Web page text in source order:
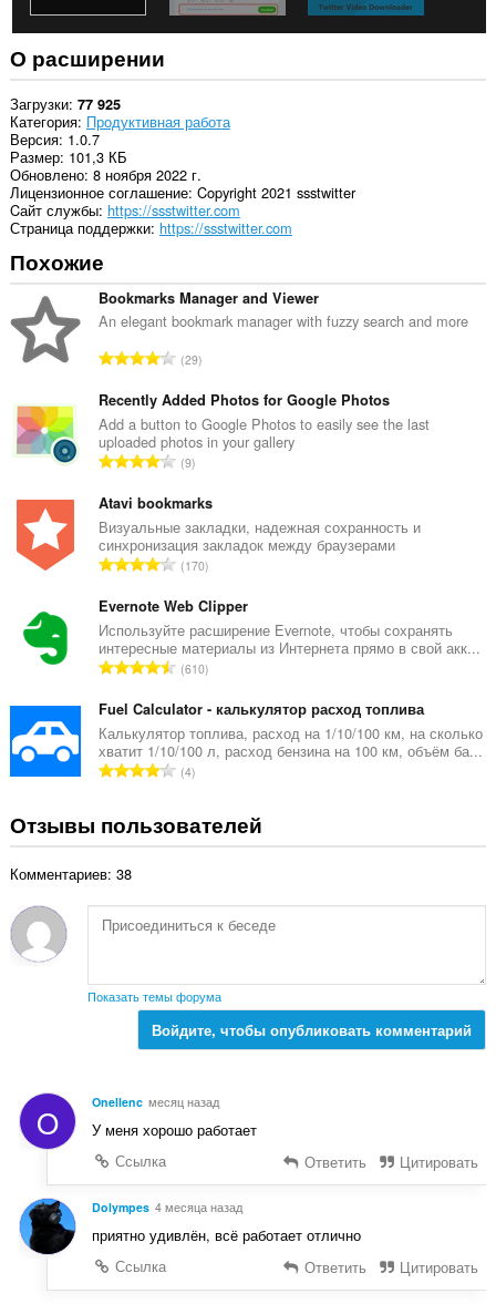
О расширении
Загрузки 77 925
Категория Продуктивная работа
Версия 1.0.7
Размер 101,3 КБ
Обновлено 8 ноября 2022 г.
Лицензионное соглашение Copyright 2021 ssstwitter
Cайт службы https://ssstwitter.com
Страница поддержки https://ssstwitter.com
Похожие
Bookmarks Manager and Viewer
An elegant bookmark manager with fuzzy search and more
В
е
г
о
о
е
н
о
к
:
29
Recently Added Photos for Google Photos
Add a button to Google Photos to easily see the last
uploaded photos in your gallery
В
е
г
о
о
е
н
о
к
:
9
Atavi bookmarks
Визуальные закладки, надежная сохранность и
синхронизация закладок между браузерами
В
е
г
о
о
е
н
о
к
170
Evernote Web Clipper
Используйте расширение Evernote, чтобы сохранять
интересные материалы из Интернета прямо в свой акк...
В
е
г
о
о
е
н
:
610
Fuel Calculator - калькулятор расход топлива
Калькулятор топлива, расход на 1/10/100 км, на сколько
хватит 1/10/100 л, расход бензина на 100 км, объём ба...
В
г
ц
е
к
:
4
Отзывы пользователей
Комментариев: 38
Показать темы форума
Войдите, чтобы опубликовать комментарий
O Onellenc месяц назад
У меня хорошо работает
Ссылка
Ответить Цитировать
Dolympes 4 месяца назад
приятно удивлён, всё работает отлично
Ссылка
Ответить Цитировать